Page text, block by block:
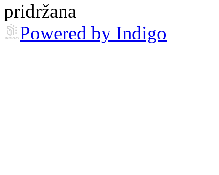
pridržana
Powered by Indigo